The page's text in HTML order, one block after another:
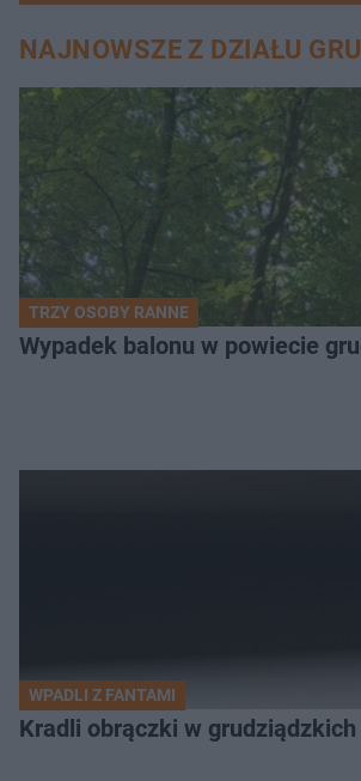
NAJNOWSZE Z DZIAŁU
TRZY OSOBY RANNE
Wypadek balonu w powiecie
WPADLI Z FANTAMI
Kradli obrączki w